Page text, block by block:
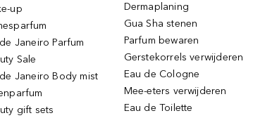
up
Janeiro Parfum
Sale
Janeiro Body mist
gift sets
Dermaplaning
Gua Sha stenen
Parfum bewaren
Gerstekorrels verwijderen
Eau de Cologne
Mee-eters verwijderen
Eau de Toilette